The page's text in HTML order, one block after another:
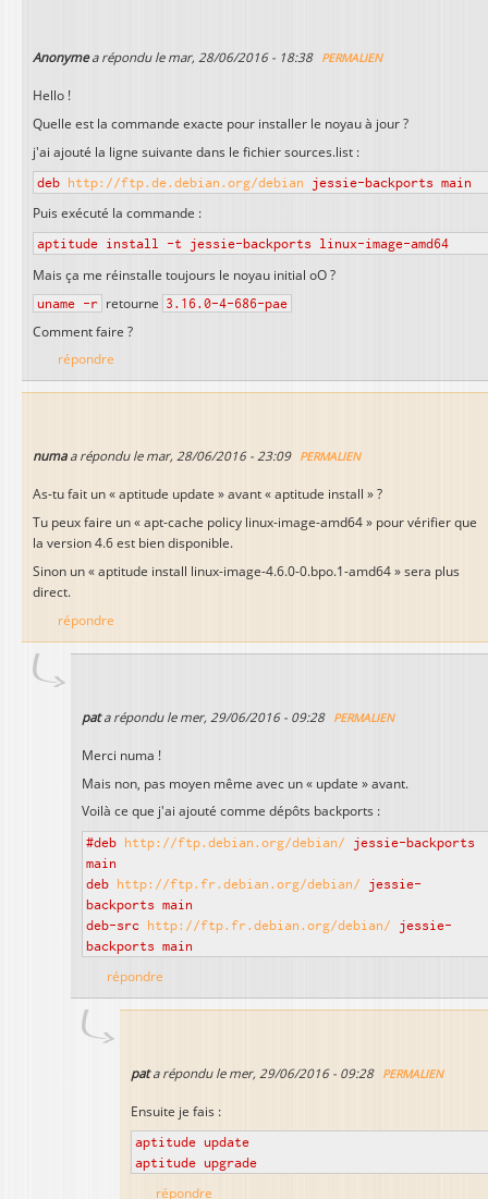
Anonymea répondu le mar, 28/06/2016 - 18:38 PERMALIEN
Hello !
Quelle est la commande exacte pour installer le noyau à jour ?
j'ai ajouté la ligne suivante dans le fichier sources.list :
deb http://ftp.de.debian.org/debian jessie-backports main
Puis exécuté la commande :
aptitude install -t jessie-backports linux-image-amd64
Mais ça me réinstalle toujours le noyau initial oO ?
uname -r retourne 3.16.0-4-686-pae
Comment faire ?
répondre
numaa répondu le mar, 28/06/2016 - 23:09 PERMALIEN
As-tu fait un « aptitude update » avant « aptitude install » ?
Tu peux faire un « apt-cache policy linux-image-amd64 » pour vérifier que
la version 4.6 est bien disponible.
Sinon un « aptitude install linux-image-4.6.0-0.bpo.1-amd64 » sera plus
direct.
répondre
pata répondu le mer, 29/06/2016 - 09:28 PERMALIEN
Merci numa !
Mais non, pas moyen même avec un « update » avant.
Voilà ce que j'ai ajouté comme dépôts backports :
#deb http://ftp.debian.org/debian/ jessie-backports
main
deb http://ftp.fr.debian.org/debian/ jessie-
backports main
deb-src http://ftp.fr.debian.org/debian/ jessie-
backports main
répondre
pata répondu le mer, 29/06/2016 - 09:28 PERMALIEN
Ensuite je fais :
aptitude update
aptitude upgrade
répondre